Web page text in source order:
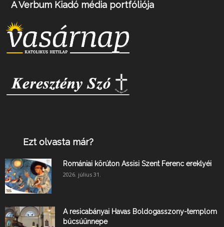
A Verbum Kiadó média portfóliója
Ezt olvasta már?
Romániai körúton Assisi Szent Ferenc ereklyéi
2026. július 31.
A resicabányai Havas Boldogasszony-templom
búcsúünnepe